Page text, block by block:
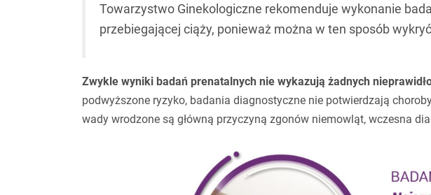
Towarzystwo Ginekologiczne rekomenduje wykonanie
przebiegającej ciąży, ponieważ można w ten sposób
Zwykle wyniki badań prenatalnych nie wykazują żadnych
podwyższone ryzyko, badania diagnostyczne nie potwierdzają
wady wrodzone są główną przyczyną zgonów niemowląt, wczesna